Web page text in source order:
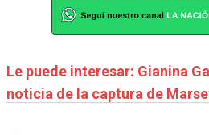
Le puede interesar: Gianina
noticia de la captura de